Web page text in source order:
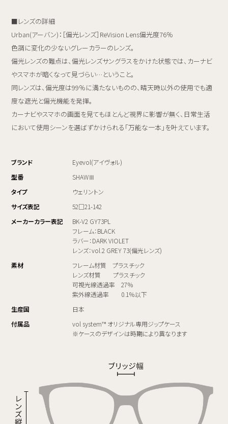
■レンズの詳細
Urban(アーバン)：［偏光レンズ］ReVision Lens偏光度76％
色調に変化の少ないグレーカラーのレンズ。
偏光レンズの難点は、偏光レンズサングラスをかけた状態では、カーナビ
やスマホが暗くなって見づらい…ということ。
同レンズは、偏光度は99％に満たないものの、晴天時以外の使用でも適
度な遮光と偏光機能を発揮。
カーナビやスマホの画面を見てもほとんど視界に影響が無く、日常生活
において使用シーンを選ばずかけられる「万能な一本」を叶えています。
ブランド
Eyevol(アイヴォル)
型番
SHAWⅢ
タイプ
ウェリントン
サイズ表記
52□21-142
メーカーカラー表記
BK-V2 GY73PL
フレーム：BLACK
ラバー：DARK VIOLET
レンズ：vol.2 GREY 73(偏光レンズ)
素材
フレーム材質 プラスチック
レンズ材質 プラスチック
可視光線透過率 27％
紫外線透過率 0.1％以下
生産国
日本
付属品
vol system™ オリジナル専用ジップケース
※ケースのデザインは時期により異なります